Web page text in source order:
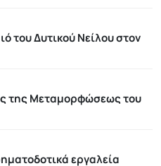
του Δυτικού Νείλου στον
της Μεταμορφώσεως του
εργαλεία